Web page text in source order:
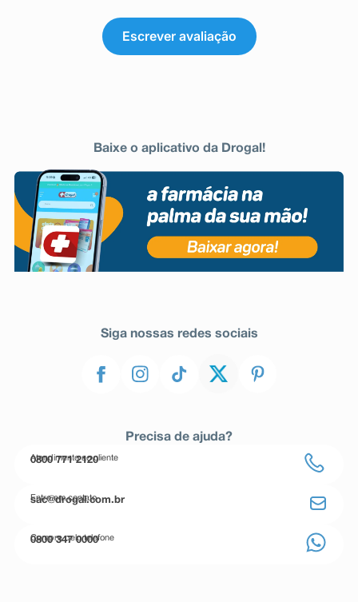
Escrever avaliação
Baixe o aplicativo da Drogal!
Siga nossas redes sociais
Precisa de ajuda?
Atendimento ao cliente
0800 771 2120
Entre em contato
sac@drogal.com.br
Compre pelo telefone
0800 347 0000